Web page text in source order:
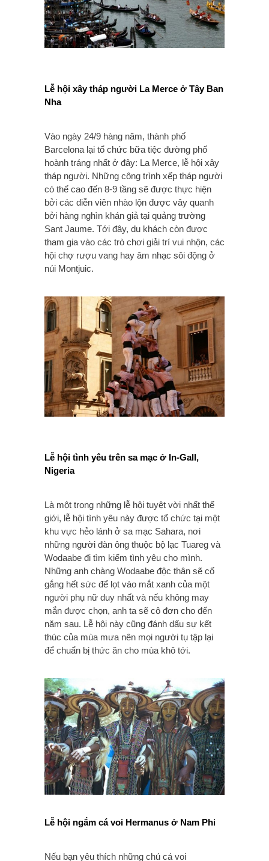
Lễ hội xây tháp người La Merce ở Tây Ban
Nha
Vào ngày 24/9 hàng năm, thành phố
Barcelona lại tổ chức bữa tiệc đường phố
hoành tráng nhất ở đây: La Merce, lễ hội xây
tháp người. Những công trình xếp tháp người
có thể cao đến 8-9 tầng sẽ được thực hiện
bởi các diễn viên nhào lộn được vây quanh
bởi hàng nghìn khán giả tại quảng trường
Sant Jaume. Tới đây, du khách còn được
tham gia vào các trò chơi giải trí vui nhộn, các
hội chợ rượu vang hay âm nhạc sôi động ở
núi Montjuic.
Lễ hội tình yêu trên sa mạc ở In-Gall,
Nigeria
Là một trong những lễ hội tuyệt vời nhất thế
giới, lễ hội tình yêu này được tổ chức tại một
khu vực hẻo lánh ở sa mạc Sahara, nơi
những người đàn ông thuộc bộ lạc Tuareg và
Wodaabe đi tìm kiếm tình yêu cho mình.
Những anh chàng Wodaabe độc thân sẽ cố
gắng hết sức để lọt vào mắt xanh của một
người phụ nữ duy nhất và nếu không may
mắn được chọn, anh ta sẽ cô đơn cho đến
năm sau. Lễ hội này cũng đánh dấu sự kết
thúc của mùa mưa nên mọi người tụ tập lại
để chuẩn bị thức ăn cho mùa khô tới.
Lễ hội ngắm cá voi Hermanus ở Nam Phi
Nếu bạn yêu thích những chú cá voi